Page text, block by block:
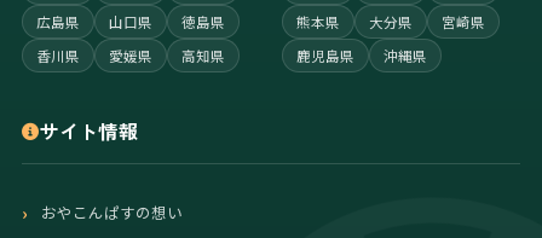
広島県
山口県
徳島県
香川県
愛媛県 高知県
熊本県
大分県
宮崎県
鹿児島県
沖縄県
サイト情報
おやこんぱすの想い